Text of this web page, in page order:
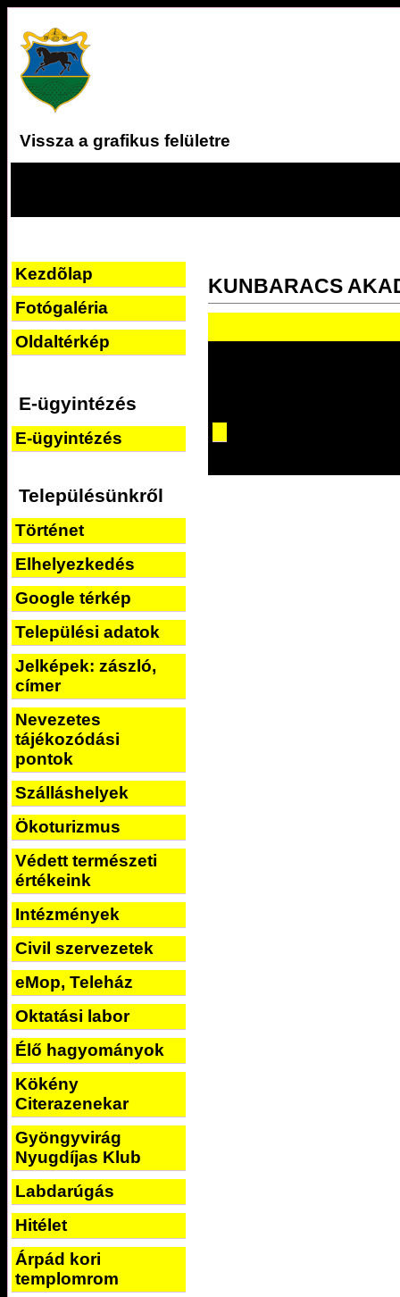
Vissza a grafikus felületre
Kezdõlap
Fotógaléria
Oldaltérkép
E-ügyintézés
E-ügyintézés
Településünkről
Történet
Elhelyezkedés
Google térkép
Települési adatok
Jelképek: zászló,
címer
Nevezetes
tájékozódási
pontok
Szálláshelyek
Ökoturizmus
Védett természeti
értékeink
Intézmények
Civil szervezetek
eMop, Teleház
Oktatási labor
Élő hagyományok
Kökény
Citerazenekar
Gyöngyvirág
Nyugdíjas Klub
Labdarúgás
Hitélet
Árpád kori
templomrom
KUNBARACS